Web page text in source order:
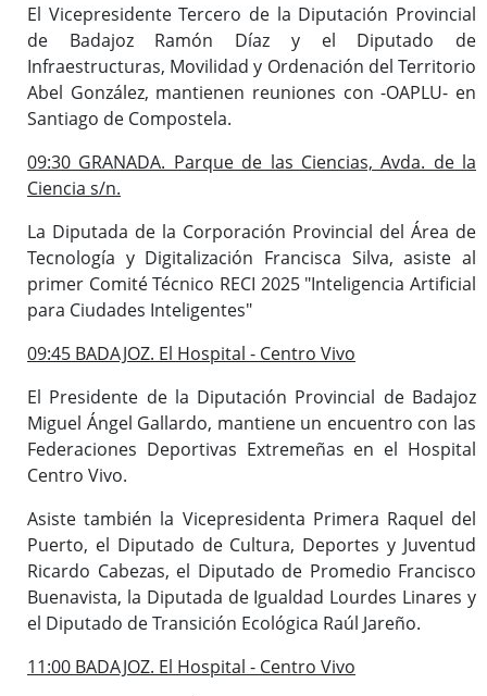
El Vicepresidente Tercero de la Diputación Provincial
de Badajoz Ramón Díaz y el Diputado de
Infraestructuras, Movilidad y Ordenación del Territorio
Abel González, mantienen reuniones con -OAPLU- en
Santiago de Compostela.
09:30 GRANADA. Parque de las Ciencias, Avda. de la
Ciencia s/n.
La Diputada de la Corporación Provincial del Área de
Tecnología y Digitalización Francisca Silva, asiste al
primer Comité Técnico RECI 2025 "Inteligencia Artificial
para Ciudades Inteligentes"
09:45 BADAJOZ. El Hospital - Centro Vivo
El Presidente de la Diputación Provincial de Badajoz
Miguel Ángel Gallardo, mantiene un encuentro con las
Federaciones Deportivas Extremeñas en el Hospital
Centro Vivo.
Asiste también la Vicepresidenta Primera Raquel del
Puerto, el Diputado de Cultura, Deportes y Juventud
Ricardo Cabezas, el Diputado de Promedio Francisco
Buenavista, la Diputada de Igualdad Lourdes Linares y
el Diputado de Transición Ecológica Raúl Jareño.
11:00 BADAJOZ. El Hospital - Centro Vivo